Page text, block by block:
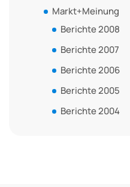
Markt+Meinung
Berichte 2008
Berichte 2007
Berichte 2006
Berichte 2005
Berichte 2004